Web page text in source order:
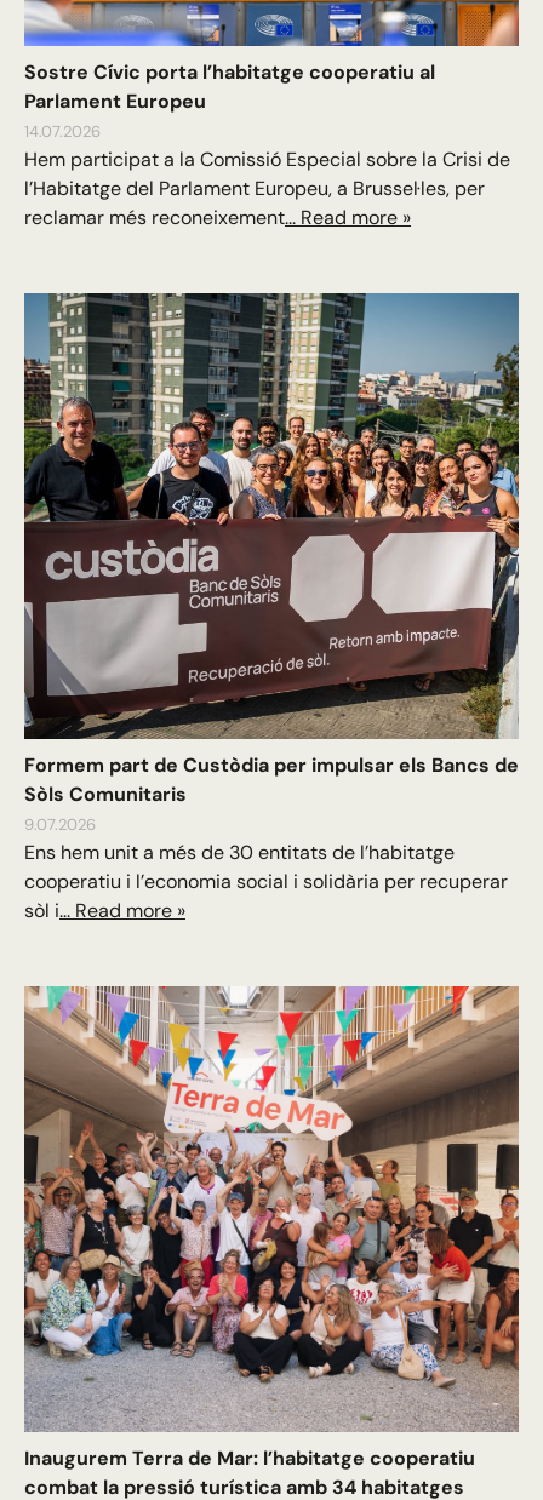
Sostre Cívic porta l’habitatge cooperatiu al
Parlament Europeu
14.07.2026
Hem participat a la Comissió Especial sobre la Crisi de
l’Habitatge del Parlament Europeu, a Brussel·les, per
reclamar més reconeixement... Read more »
Formem part de Custòdia per impulsar els Bancs de
Sòls Comunitaris
9.07.2026
Ens hem unit a més de 30 entitats de l’habitatge
cooperatiu i l’economia social i solidària per recuperar
sòl i... Read more »
Inaugurem Terra de Mar: l’habitatge cooperatiu
combat la pressió turística amb 34 habitatges